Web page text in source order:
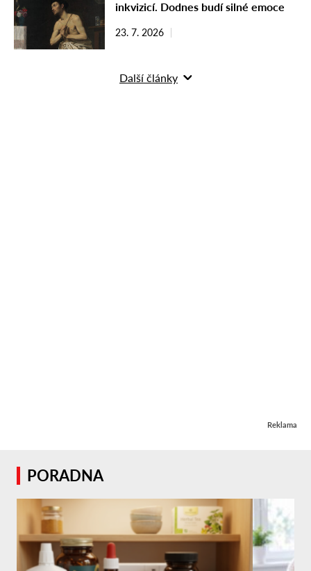
inkvizicí. Dodnes budí silné emoce
23. 7. 2026
Další články
Reklama
PORADNA